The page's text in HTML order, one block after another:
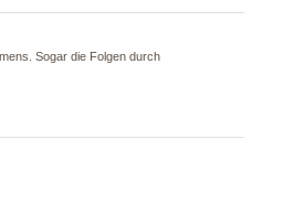
Sogar die Folgen durch